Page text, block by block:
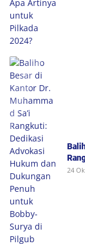
24